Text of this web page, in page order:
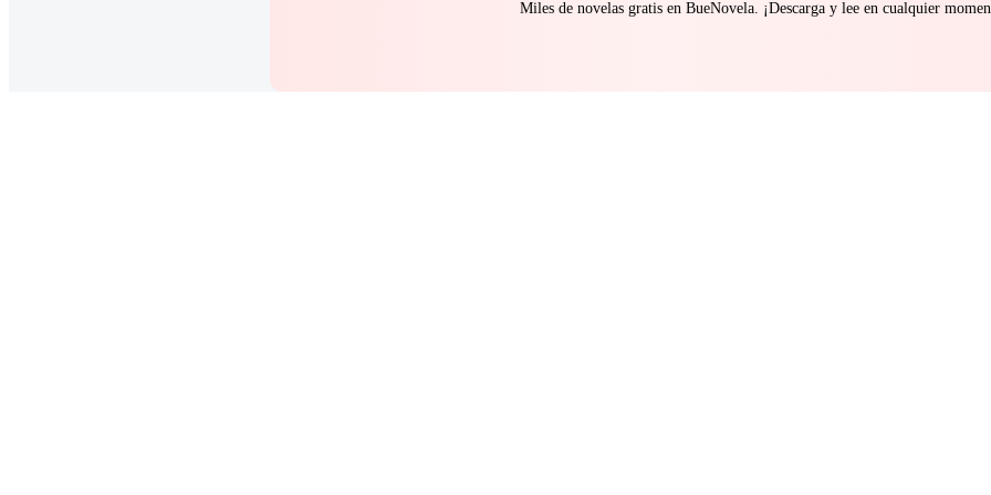
Miles de novelas gratis en BueNovela. ¡Descarga y lee en cualquier